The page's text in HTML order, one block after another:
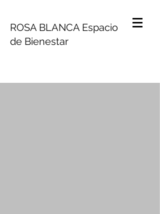
ROSA BLANCA Espacio
de Bienestar